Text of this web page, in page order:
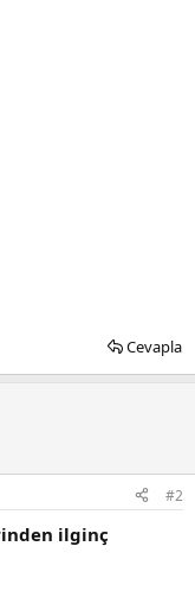
Cevapla
#2
ilginç